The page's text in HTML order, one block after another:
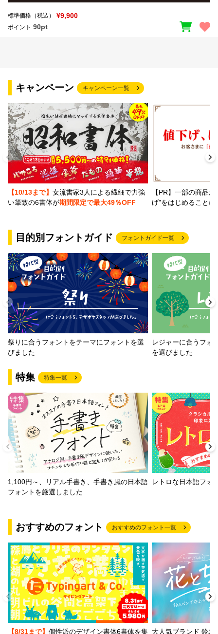
標準価格（税込） ¥9,900
ポイント 90pt
キャンペーン キャンペーン一覧
【10/13まで】 女流書家3人による繊細で力強
い筆致の6書体が期間限定で最大49％OFF
【PR】一部の商品
げ"をはじめること
目的別フォントガイド フォントガイド一覧
祭りに合うフォントをテーマにフォントを選
びました
レジャーに合うフォ
を選びました
特集 特集一覧
1,100円～、リアル手書き、手書き風の日本語
フォントを厳選しました
レトロな日本語フォ
おすすめのフォント おすすめのフォント一覧
【8/31まで】 個性派のデザイン書体6書体を集 大人気ブランド 鈴木